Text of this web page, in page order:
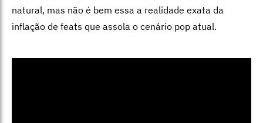
natural, mas não é bem essa a realidade exata da
inflação de feats que assola o cenário pop atual.